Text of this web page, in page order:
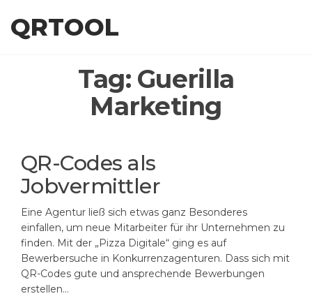
QRTOOL
Tag: Guerilla
Marketing
QR-Codes als
Jobvermittler
Eine Agentur ließ sich etwas ganz Besonderes
einfallen, um neue Mitarbeiter für ihr Unternehmen zu
finden. Mit der „Pizza Digitale“ ging es auf
Bewerbersuche in Konkurrenzagenturen. Dass sich mit
QR-Codes gute und ansprechende Bewerbungen
erstellen…